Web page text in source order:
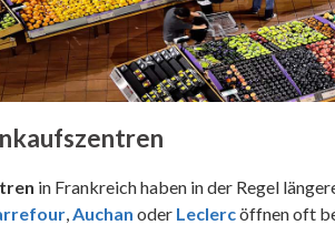
in Frankreich haben in der Regel
,Auchan oder Leclercöffnen oft